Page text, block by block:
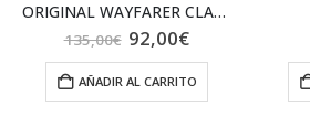
RUBBER BLACK
96,00€
AÑADIR AL CARRITO